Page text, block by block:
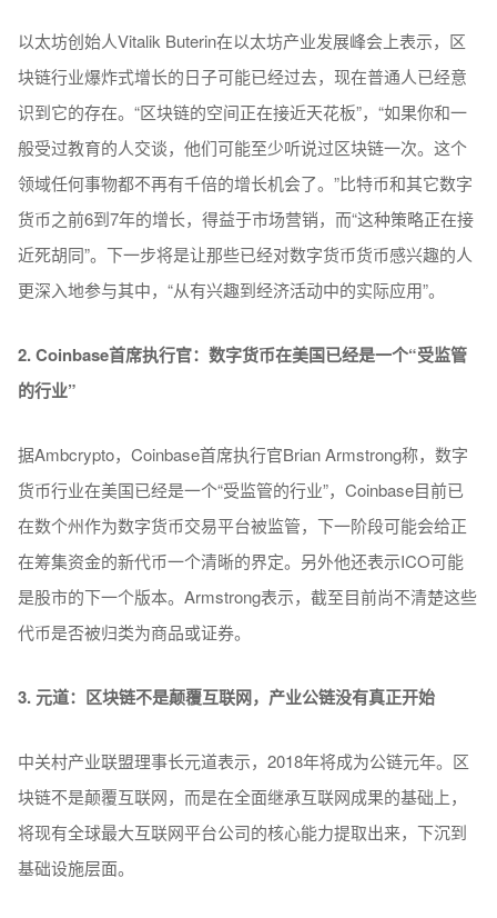
以太坊创始人Vitalik Buterin在以太坊产业发展峰会上表示，区
块链行业爆炸式增长的日子可能已经过去，现在普通人已经意
识到它的存在。“区块链的空间正在接近天花板”，“如果你和一
般受过教育的人交谈，他们可能至少听说过区块链一次。这个
领域任何事物都不再有千倍的增长机会了。”比特币和其它数字
货币之前6到7年的增长，得益于市场营销，而“这种策略正在接
近死胡同”。下一步将是让那些已经对数字货币货币感兴趣的人
更深入地参与其中，“从有兴趣到经济活动中的实际应用”。
2. Coinbase首席执行官：数字货币在美国已经是一个“受监管
的行业”
据Ambcrypto，Coinbase首席执行官Brian Armstrong称，数字
货币行业在美国已经是一个“受监管的行业”，Coinbase目前已
在数个州作为数字货币交易平台被监管，下一阶段可能会给正
在筹集资金的新代币一个清晰的界定。另外他还表示ICO可能
是股市的下一个版本。Armstrong表示，截至目前尚不清楚这些
代币是否被归类为商品或证券。
3. 元道：区块链不是颠覆互联网，产业公链没有真正开始
中关村产业联盟理事长元道表示，2018年将成为公链元年。区
块链不是颠覆互联网，而是在全面继承互联网成果的基础上，
将现有全球最大互联网平台公司的核心能力提取出来，下沉到
基础设施层面。